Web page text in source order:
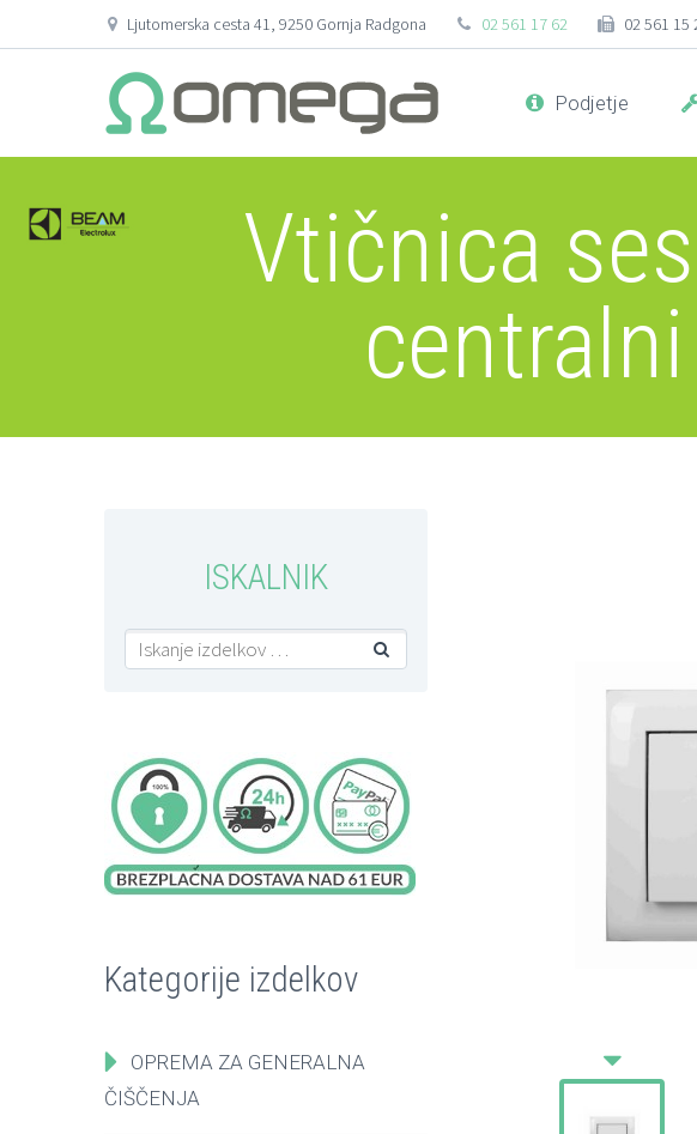
Ljutomerska cesta 41, 9250 Gornja Radgona 02 561 17 62 02 561 15
Podjetje
Vtičnica
ISKALNIK

Kategorije izdelkov
OPREMA ZA GENERALNA
ČIŠČENJA